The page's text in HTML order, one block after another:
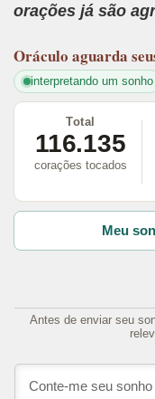
orações já são
Oráculo aguarda
interpretando um sonho
Total
116.135
corações tocados
Meu
Antes de enviar seu